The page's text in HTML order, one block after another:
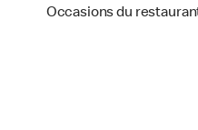
Occasions du